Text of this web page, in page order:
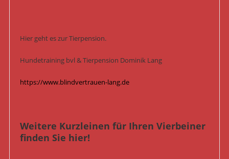
Hier geht es zur Tierpension.
Hundetraining bvl & Tierpension Dominik Lang
https://www.blindvertrauen-lang.de
Weitere Kurzleinen für Ihren Vierbeiner
finden Sie hier!